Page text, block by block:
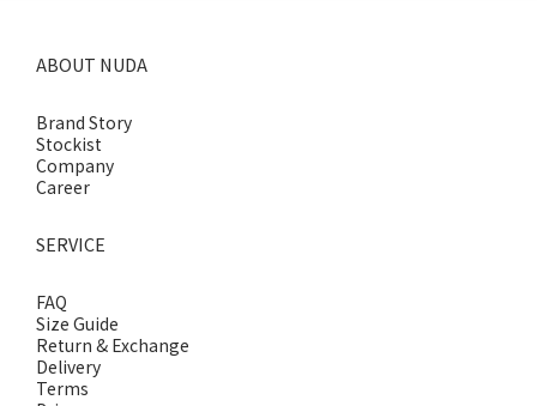
ABOUT NUDA
Brand Story
Stockist
Company
Career
SERVICE
FAQ
Size Guide
Return & Exchange
Delivery
Terms